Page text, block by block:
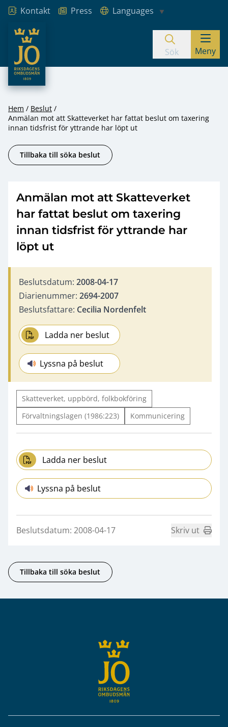
Hoppa till innehåll
Kontakt Press
Languages
JO – Riksdagens Ombudsmän
Sök Meny
Hem
Beslut
Anmälan mot att Skatteverket har fattat beslut om taxering
innan tidsfrist för yttrande har löpt ut
Tillbaka till söka beslut
Anmälan mot att Skatteverket
har fattat beslut om taxering
innan tidsfrist för yttrande har
löpt ut
Beslutsdatum: 2008-04-17
Diarienummer: 2694-2007
Beslutsfattare: Cecilia Nordenfelt
Ladda ner beslut
Lyssna på beslut
Skatteverket, uppbörd, folkbokföring
Förvaltningslagen (1986:223)
Kommunicering
Ladda ner beslut
Lyssna på beslut
Beslutsdatum: 2008-04-17 Skriv ut
Tillbaka till söka beslut